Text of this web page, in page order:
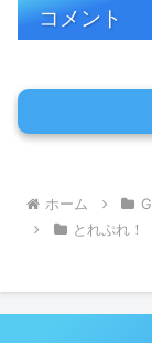
コメント
ホーム
とれぷれ！